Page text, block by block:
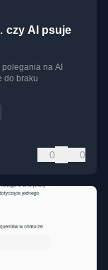
polegania na AI
do braku
0 0